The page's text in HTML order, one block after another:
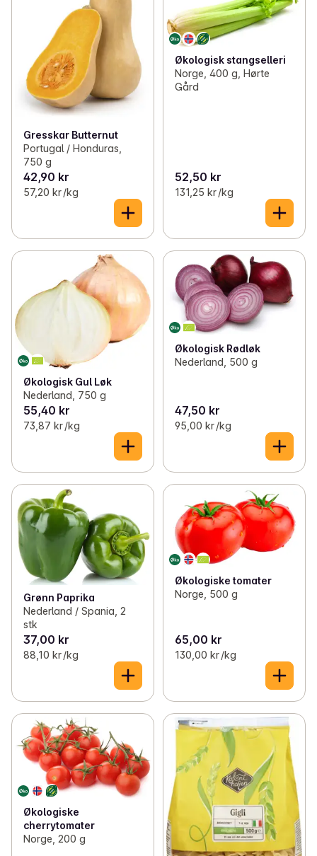
Gresskar Butternut
Portugal / Honduras,
750 g
42,90 kr
57,20 kr /kg
Økologisk stangselleri
Norge, 400 g, Hørte
Gård
52,50 kr
131,25 kr /kg
Økologisk Gul Løk
Nederland, 750 g
55,40 kr
73,87 kr /kg
Økologisk Rødløk
Nederland, 500 g
47,50 kr
95,00 kr /kg
Grønn Paprika
Nederland / Spania, 2
stk
37,00 kr
88,10 kr /kg
Økologiske tomater
Norge, 500 g
65,00 kr
130,00 kr /kg
Økologiske
cherrytomater
Norge, 200 g